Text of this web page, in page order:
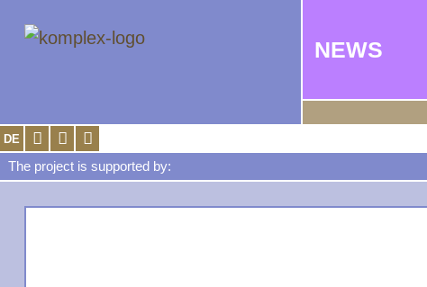
DE
NEWS
The project is supported by: